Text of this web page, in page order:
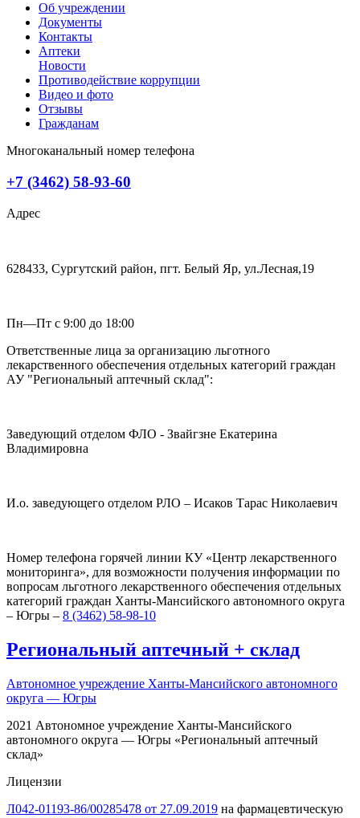
Об учреждении
Документы
Контакты
Аптеки
Новости
Противодействие коррупции
Видео и фото
Отзывы
Гражданам
Многоканальный номер телефона
+7 (3462) 58-93-60
Адрес
628433, Сургутский район, пгт. Белый Яр, ул.Лесная,19
Пн—Пт с 9:00 до 18:00
Ответственные лица за организацию льготного
лекарственного обеспечения отдельных категорий граждан
АУ "Региональный аптечный склад":
Заведующий отделом ФЛО - Звайгзне Екатерина
Владимировна
И.о. заведующего отделом РЛО – Исаков Тарас Николаевич
Номер телефона горячей линии КУ «Центр лекарственного
мониторинга», для возможности получения информации по
вопросам льготного лекарственного обеспечения отдельных
категорий граждан Ханты-Мансийского автономного округа
– Югры – 8 (3462) 58-98-10
Региональный аптечный + склад
Автономное учреждение Ханты-Мансийского автономного
округа — Югры
2021 Автономное учреждение Ханты-Мансийского
автономного округа — Югры «Региональный аптечный
склад»
Лицензии
Л042-01193-86/00285478 от 27.09.2019 на фармацевтическую